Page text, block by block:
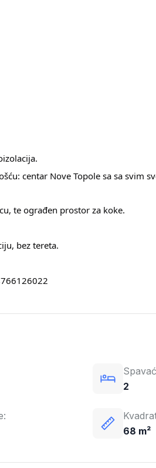
centar Nove Topole sa sa svim
te ograđen prostor za koke.
bez tereta.
2
68 m²